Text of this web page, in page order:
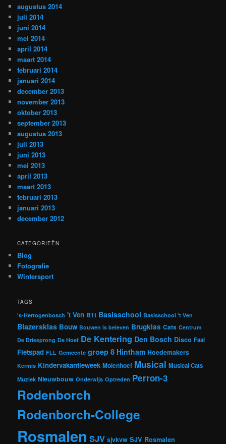
augustus 2014
juli 2014
juni 2014
mei 2014
april 2014
maart 2014
februari 2014
januari 2014
december 2013
november 2013
oktober 2013
september 2013
augustus 2013
juli 2013
juni 2013
mei 2013
april 2013
maart 2013
februari 2013
januari 2013
december 2012
CATEGORIEËN
Blog
Fotografie
Wintersport
TAGS
's-Hertogenbosch 't Ven B1t Basisschool Basisschool 't Ven
Blazersklas Bouw Bouwen is beleven Brugklas Cats Centrum
De Driesprong De Hoef De Kentering Den Bosch Disco Faal
Fietspad FLL Gemeente groep 8 Hintham Hoedemakers
Kermis Kindervakantieweek Molenhoef Musical Musical Cats
Muziek Nieuwbouw Onderwijs Optreden Perron-3
Rodenborch
Rodenborch-College
Rosmalen SJV sjvkvw SJV Rosmalen